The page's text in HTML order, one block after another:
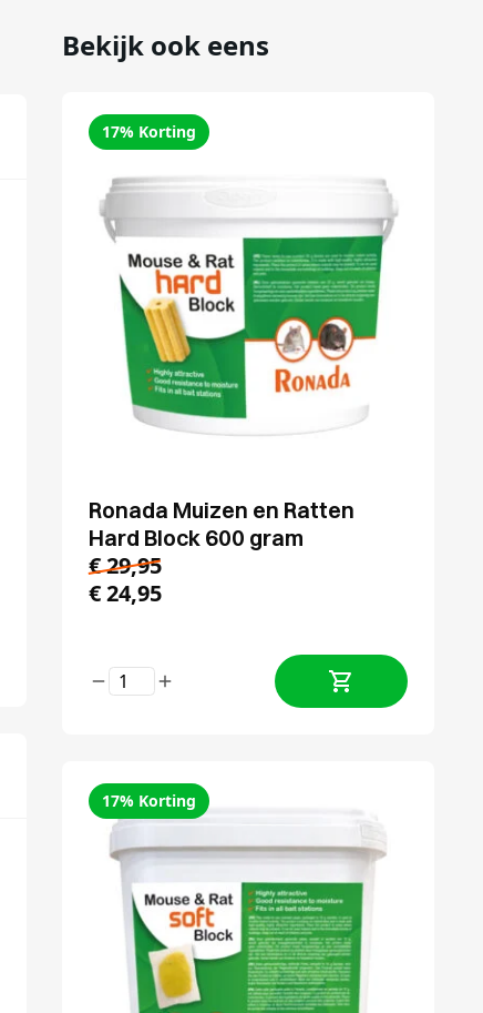
Bekijk ook eens
17% Korting
Ronada Muizen en Ratten
Hard Block 600 gram
€29,95
€24,95
17% Korting